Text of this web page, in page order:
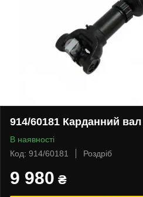
914/60181 Карданний
В наявності
Код: 914/60181
Роздріб
9 980 ₴